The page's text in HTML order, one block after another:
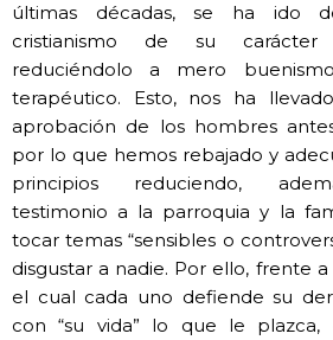
últimas décadas, se ha ido
cristianismo de su carácter
reduciéndolo a mero
terapéutico. Esto, nos ha
aprobación de los hombres
por lo que hemos rebajado y
principios reduciendo,
testimonio a la parroquia y la
tocar temas “sensibles o
disgustar a nadie. Por ello, frente
el cual cada uno defiende su
con “su vida” lo que le plazca,